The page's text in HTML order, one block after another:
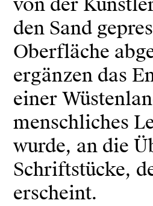
von der
den Sand
Oberfläche
ergänzen das
einer
menschliches
wurde, an die
Schriftstücke,
erscheint.